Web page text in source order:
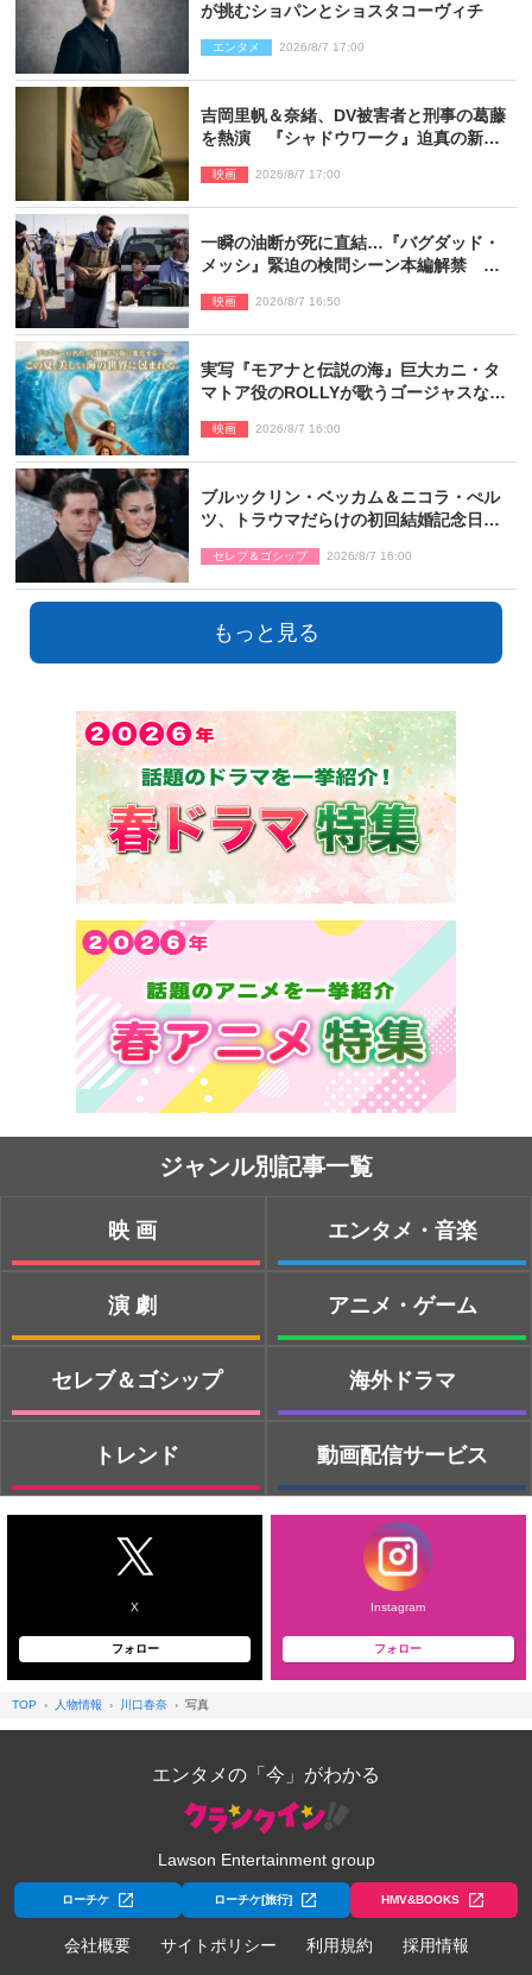
が挑むショパンとショスタコーヴィチ
エンタメ 2026/8/7 17:00
吉岡里帆＆奈緒、DV被害者と刑事の葛藤
を熱演 『シャドウワーク』迫真の新場
映画 2026/8/7 17:00
一瞬の油断が死に直結…『バグダッド・
メッシ』緊迫の検問シーン本編解禁 監
映画 2026/8/7 16:50
実写『モアナと伝説の海』巨大カニ・タ
マトア役のROLLYが歌うゴージャスな劇
映画 2026/8/7 16:00
ブルックリン・ベッカム＆ニコラ・ぺル
ツ、トラウマだらけの初回結婚記念日は
セレブ＆ゴシップ 2026/8/7 16:00
もっと見る
ジャンル別記事一覧
映画
演劇
セレブ＆ゴシップ
トレンド
エンタメ・音楽
アニメ・ゲーム
海外ドラマ
動画配信サービス
X
フォロー
Instagram
フォロー
TOP 人物情報 川口春奈 写真
エンタメの「今」がわかる
Lawson Entertainment group
ローチケ ローチケ[旅行] HMV&BOOKS
会社概要 サイトポリシー 利用規約 採用情報